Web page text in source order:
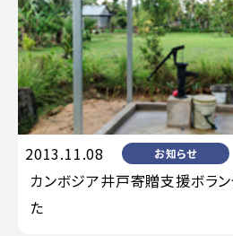
2013.11.08 お知らせ
カンボジア井戸寄贈支援ボラ
た